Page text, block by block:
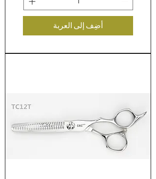
أضِف إلى العربة